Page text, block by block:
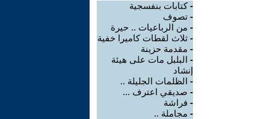
-كتابات بنفسجية
- تصوف
- من الرباعيات .. حيرة
- ثلاث لقطات كاميرا خفية
- مقدمة حزينة
- البلبل مات على هيئة
إنشاد
- الظلمات الجليلة ..
- صديقي اعترف ...
- فراشة
- مجاملة ..